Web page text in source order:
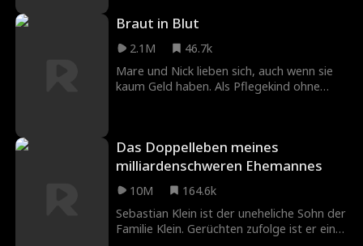
im Kampf fernbleibt, wird sie von der
falschen Luna entdeckt und grausam
gefoltert. Kann sie lange genug überleben,
bis der Alpha-König zurückkehrt und Rache
nimmt?
Braut in Blut
2.1M
46.7k
Mare und Nick lieben sich, auch wenn sie
kaum Geld haben. Als Pflegekind ohne
Vergangenheit. Dann taucht plötzlich seine
Mutter auf. Sie wirkt herzlich – fast zu
Familienanwesen von Thornwoods ein und
will dort die Hochzeit ausrichten. Doch am
Morgen der Zeremonie findet Mare
etwas, das alles verändert. Plötzlich wird
Das Doppelleben meines
milliardenschweren Ehemannes
10M
164.6k
Sebastian Klein ist der uneheliche Sohn der
Familie Klein. Gerüchten zufolge ist er ein